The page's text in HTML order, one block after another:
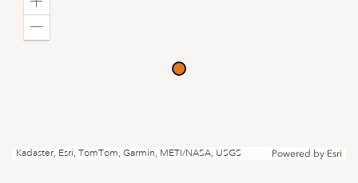
Zoom
Kadaster, Esri, TomTom, Garmin, METI/NASA, USGS Powered by Esri